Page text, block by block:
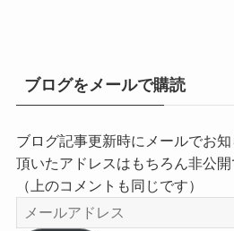
ブログをメールで購読
ブログ記事更新時にメールでお知
頂いたアドレスはもちろん非公開
（上のコメントも同じです）
メ